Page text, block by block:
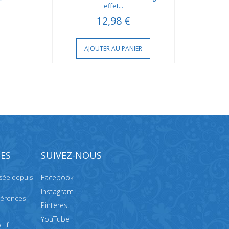
effet...
12,98 €
AJOUTER AU PANIER
depuis
SUIVEZ-NOUS
Facebook
Instagram
Pinterest
YouTube